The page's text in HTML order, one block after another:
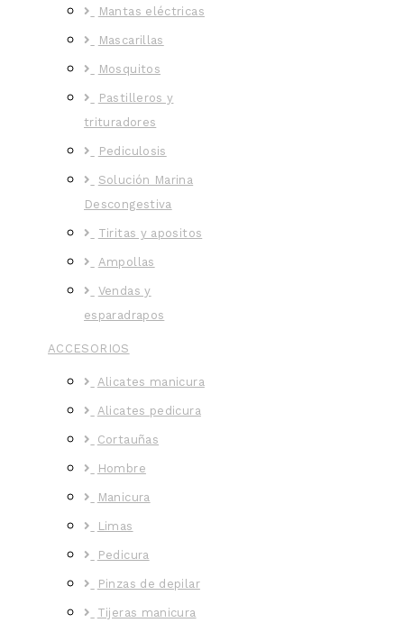
Mantas eléctricas
Mascarillas
Mosquitos
Pastilleros y
trituradores
Pediculosis
Solución Marina
Descongestiva
Tiritas y apositos
Ampollas
Vendas y
esparadrapos
ACCESORIOS
Alicates manicura
Alicates pedicura
Cortauñas
Hombre
Manicura
Limas
Pedicura
Pinzas de depilar
Tijeras manicura